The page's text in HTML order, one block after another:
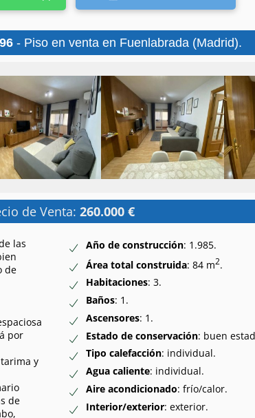
- Piso en venta en Fuenlabrada (Madrid).
de Venta: 260.000 €
las
de
por
y
de
Año de construcción: 1.985.
Área total construida: 84 m2.
Habitaciones: 3.
Baños: 1.
Ascensores: 1.
Estado de conservación: buen
Tipo calefacción: individual.
Agua caliente: individual.
Aire acondicionado: frío/calor.
Interior/exterior: exterior.